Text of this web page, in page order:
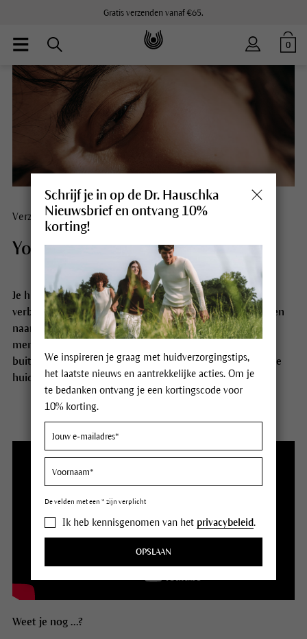
Gratis verzenden vanaf €65.
0
Verzorgingsconcept
Your skin knows.
Je huid en jij: jullie zijn steeds onlosmakelijk met elkaar
verbonden. Daarom kijken we bij Dr. Hauschka niet alleen
naar wat je huid nodig heeft. We kijken ook naar jou als
mens. Let op de signalen van je huid, op invloeden van
buitenaf en op innerlijke uitdagingen! En voel aan waar je
huid juist nu behoefte aan heeft.
Weet je nog …?
Schrijf je in op de Dr. Hauschka
Nieuwsbrief en ontvang 10%
korting!
We inspireren je graag met huidverzorgingstips,
het laatste nieuws en aantrekkelijke acties. Om je
te bedanken ontvang je een kortingscode voor
10% korting.
De velden met een * zijn verplicht
Ik heb kennisgenomen van het privacybeleid.
OPSLAAN